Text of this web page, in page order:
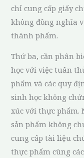
chỉ cung cấp giấy
không đồng nghĩa
thành phẩm.
Thứ ba, cần phân
học với việc tuân
phẩm và các quy
sinh học không
xúc với thực phẩm.
sản phẩm không
cung cấp tài liệu
thực phẩm cùng